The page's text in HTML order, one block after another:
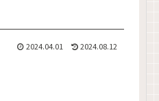
2024.04.01 2024.08.12